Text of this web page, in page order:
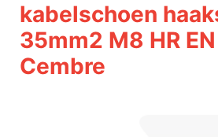
kabelschoen
35mm2 M8 HR
Cembre